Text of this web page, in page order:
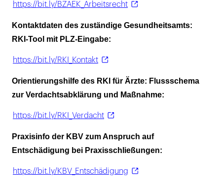
https://bit.ly/BZAEK_Arbeitsrecht
Kontaktdaten des zuständige Gesundheitsamts:
RKI-Tool mit PLZ-Eingabe:
https://bit.ly/RKI_Kontakt
Orientierungshilfe des RKI für Ärzte: Flussschema
zur Verdachtsabklärung und Maßnahme:
https://bit.ly/RKI_Verdacht
Praxisinfo der KBV zum Anspruch auf
Entschädigung bei Praxisschließungen:
https://bit.ly/KBV_Entschädigung